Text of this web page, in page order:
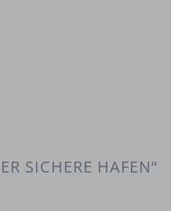
SICHERE HAFEN“